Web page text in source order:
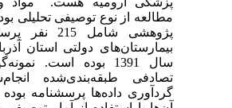
مطالعه از نوع توصیفی تحلیلی
پژوهشی شامل 215
بیمارستان‌های دولتی استان
سال 1391 بوده است.
تصادفی طبقه‌بندی‌شده
گردآوری داده‌ها پرسشنامه بوده